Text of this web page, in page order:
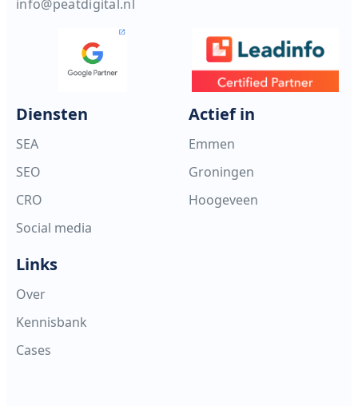
info@peatdigital.nl
Diensten
SEA
SEO
CRO
Social media
Actief in
Emmen
Groningen
Hoogeveen
Links
Over
Kennisbank
Cases